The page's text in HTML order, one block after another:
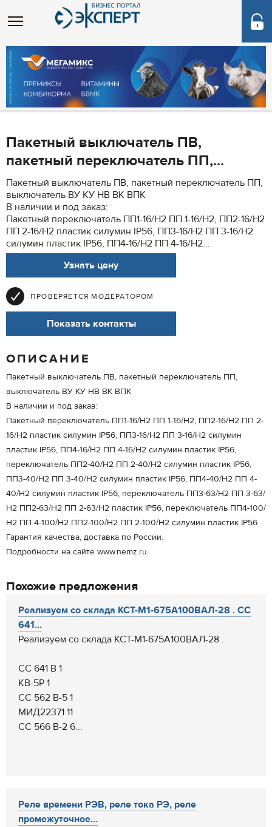
Пакетный выключатель ПВ,
пакетный переключатель ПП,...
Пакетный выключатель ПВ, пакетный переключатель ПП,
выключатель ВУ КУ НВ ВК ВПК
В наличии и под заказ:
Пакетный переключатель ПП1-16/Н2 ПП 1-16/Н2, ПП2-16/Н2
ПП 2-16/Н2 пластик силумин IP56, ПП3-16/Н2 ПП 3-16/Н2
силумин пластик IP56, ПП4-16/Н2 ПП 4-16/Н2...
Узнать цену
ПРОВЕРЯЕТСЯ МОДЕРАТОРОМ
Показать контакты
ОПИСАНИЕ
Пакетный выключатель ПВ, пакетный переключатель ПП,
выключатель ВУ КУ НВ ВК ВПК
В наличии и под заказ:
Пакетный переключатель ПП1-16/Н2 ПП 1-16/Н2, ПП2-16/Н2 ПП 2-
16/Н2 пластик силумин IP56, ПП3-16/Н2 ПП 3-16/Н2 силумин
пластик IP56, ПП4-16/Н2 ПП 4-16/Н2 силумин пластик IP56,
переключатель ПП2-40/Н2 ПП 2-40/Н2 силумин пластик IP56,
ПП3-40/Н2 ПП 3-40/Н2 силумин пластик IP56, ПП4-40/Н2 ПП 4-
40/Н2 силумин пластик IP56, переключатель ПП3-63/Н2 ПП 3-63/
Н2 ПП2-63/Н2 ПП 2-63/Н2 пластик IP56, переключатель ПП4-100/
Н2 ПП 4-100/Н2 ПП2-100/Н2 ПП 2-100/Н2 силумин пластик IP56
Гарантия качества, доставка по России.
Подробности на сайте www.nemz.ru.
Похожие предложения
Реализуем со склада КСТ-М1-675А100ВАЛ-28 . СС
641...
Реализуем со склада КСТ-М1-675А100ВАЛ-28 .
СС 641 В 1
КВ-5Р 1
СС 562 В-5 1
МИД22371 11
СС 566 В-2 6...
Реле времени РЭВ, реле тока РЭ, реле
промежуточное...